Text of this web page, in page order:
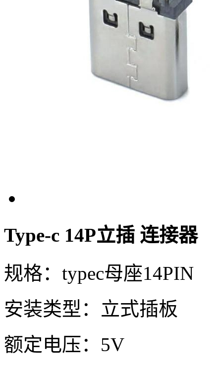
Type-c 14P立插 连接器
规格：typec母座14PIN
安装类型：立式插板
额定电压：5V